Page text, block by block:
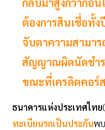
ต้องการสินเชื่อทั้
จับตาความสามา
สัญญาณผิดนัดชำร
ขณะที่เครดิตคอร์
ธนาคารแห่งประเทศไทย(
ทะเบียนรถเป็นประกันพ